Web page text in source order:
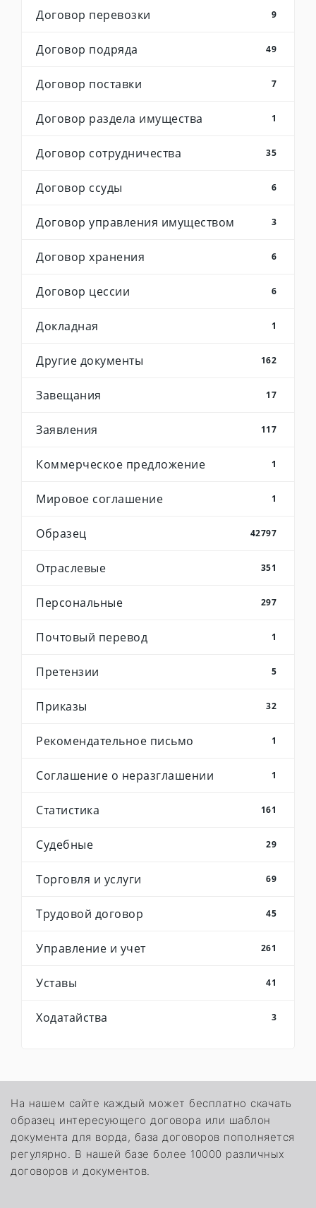
Договор перевозки 9
Договор подряда 49
Договор поставки 7
Договор раздела имущества 1
Договор сотрудничества 35
Договор ссуды 6
Договор управления имуществом 3
Договор хранения 6
Договор цессии 6
Докладная 1
Другие документы 162
Завещания 17
Заявления 117
Коммерческое предложение 1
Мировое соглашение 1
Образец 42797
Отраслевые 351
Персональные 297
Почтовый перевод 1
Претензии 5
Приказы 32
Рекомендательное письмо 1
Соглашение о неразглашении 1
Статистика 161
Судебные 29
Торговля и услуги 69
Трудовой договор 45
Управление и учет 261
Уставы 41
Ходатайства 3
На нашем сайте каждый может бесплатно скачать
образец интересующего договора или шаблон
документа для ворда, база договоров пополняется
регулярно. В нашей базе более 10000 различных
договоров и документов.